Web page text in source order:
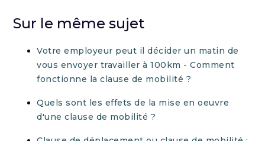
Sur le même sujet
Votre employeur peut il décider un matin de
vous envoyer travailler à 100km - Comment
fonctionne la clause de mobilité ?
Quels sont les effets de la mise en oeuvre
d'une clause de mobilité ?